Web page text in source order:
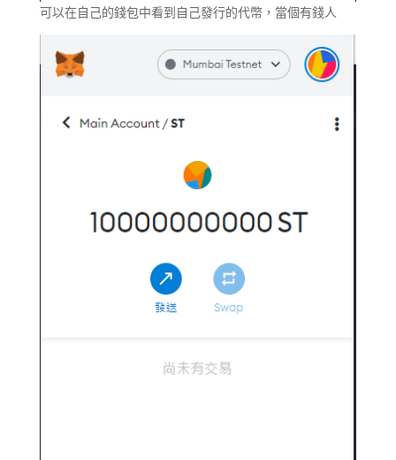
可以在自己的錢包中看到自己發行的代幣，當個有錢人